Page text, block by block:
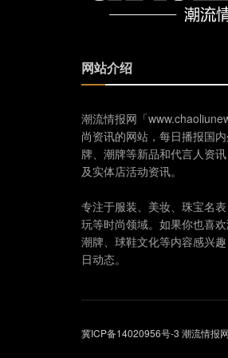
网站介绍
潮流情报网「
尚资讯的网站，每日播报国
牌、潮牌等新品和代言人资
及实体店活动资讯。
专注于服装、美妆、珠宝名
玩等时尚领域。如果你也喜
潮牌、球鞋文化等内容感兴
日动态。
冀ICP备14020956号-3 潮流情报网